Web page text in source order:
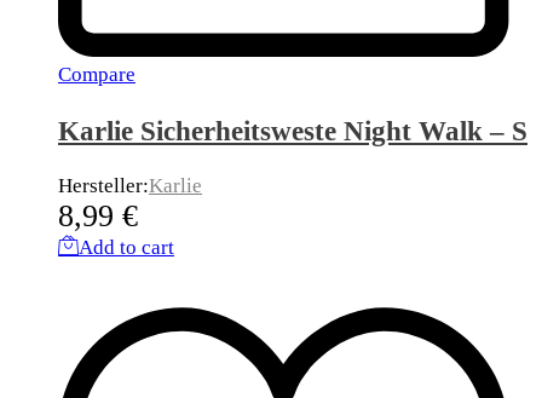
Compare
Karlie Sicherheitsweste Night Walk – S
Hersteller:Karlie
8,99 €
Add to cart